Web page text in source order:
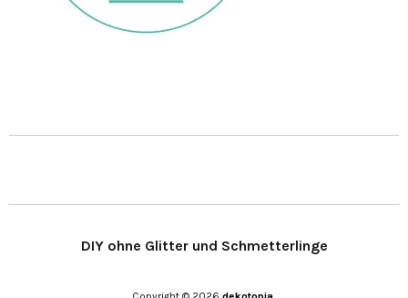
DIY ohne Glitter und Schmetterlinge